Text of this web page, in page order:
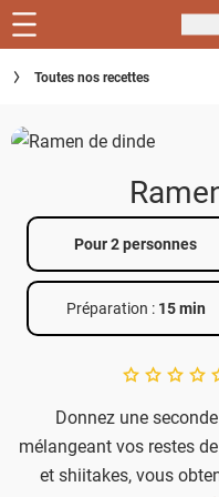
Skip
to
main
Recettes
Inspirations
Menu de la semaine
Actus
Téléchargez l'app Saveurs Recettes
Guide d'achat
Toutes nos recettes
Pour 2 personnes
Préparation : 15 min
A star rating
Donnez une
mélangeant vos restes
et shiitakes, vous